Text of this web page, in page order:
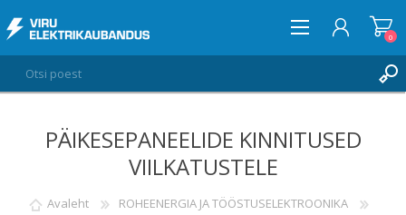
LOGI SISSE
0
PÄIKESEPANEELIDE KINNITUSED
VIILKATUSTELE
Avaleht
ROHEENERGIA JA TÖÖSTUSELEKTROONIKA